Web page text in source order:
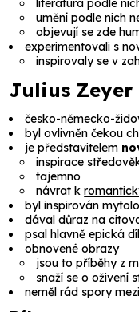
literatura podle
umění podle nich
objevují se zde
experimentovali s
inspirovaly se v
Julius Zeyer
česko-německo-
byl ovlivněn čekou
je představitelem
inspirace
tajemno
návrat k
byl inspirován
dával důraz na
psal hlavně epická
obnovené obrazy
jsou to příběhy z
snaží se o oživení
neměl rád spory